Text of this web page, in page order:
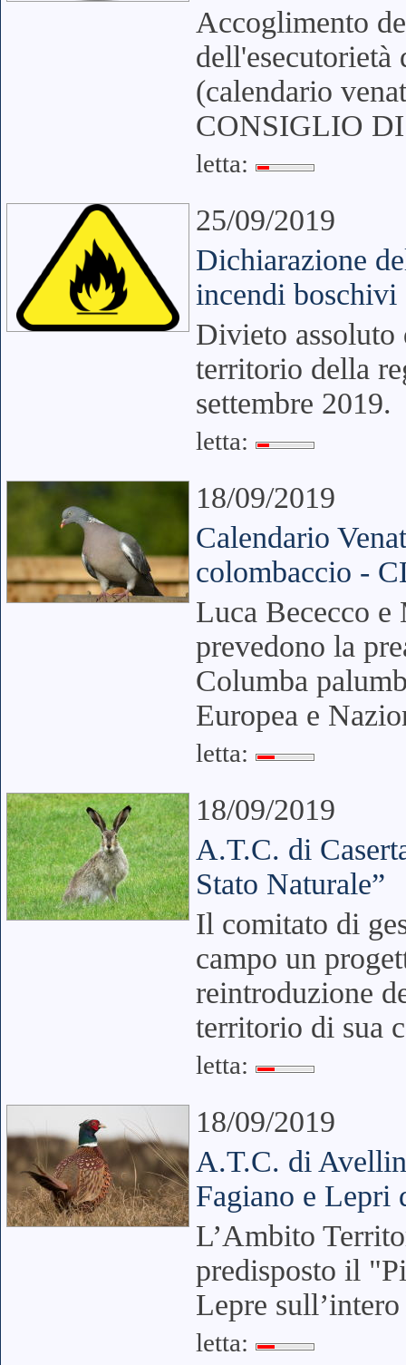
Accoglimento
(calendario
CONSIGLIO
letta:
25/09/2019
Dichiarazione
incendi
Divieto
territorio della
settembre 2019.
letta:
18/09/2019
Calendario
colombaccio -
Luca Bececco
prevedono la
Columba
Europea e
letta:
18/09/2019
A.T.C. di
Stato Naturale”
Il comitato di
campo un
reintroduzione
territorio di sua
letta:
18/09/2019
A.T.C. di
Fagiano e Lepri
L’Ambito
predisposto il
Lepre
letta: